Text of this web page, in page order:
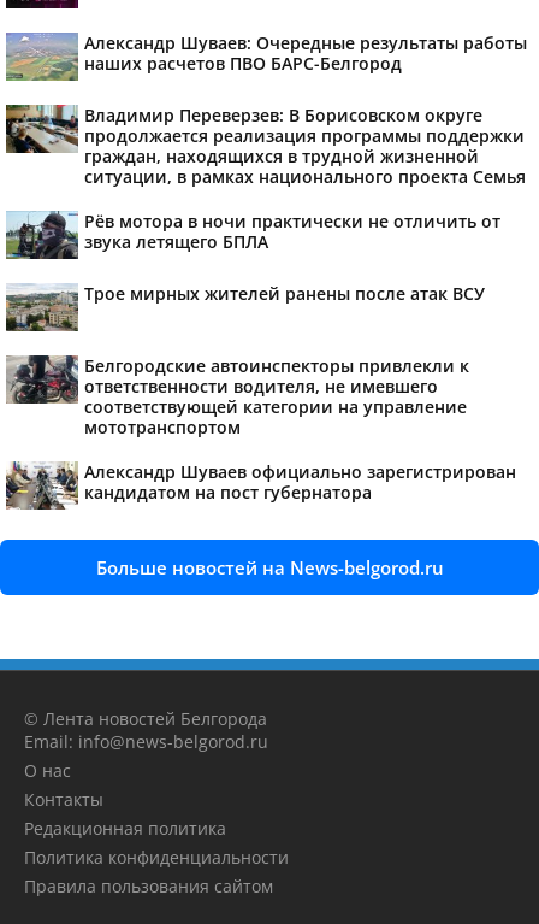
Александр Шуваев: Очередные результаты работы
наших расчетов ПВО БАРС-Белгород
Владимир Переверзев: В Борисовском округе
продолжается реализация программы поддержки
граждан, находящихся в трудной жизненной
ситуации, в рамках национального проекта Семья
Рёв мотора в ночи практически не отличить от
звука летящего БПЛА
Трое мирных жителей ранены после атак ВСУ
Белгородские автоинспекторы привлекли к
ответственности водителя, не имевшего
соответствующей категории на управление
мототранспортом
Александр Шуваев официально зарегистрирован
кандидатом на пост губернатора
Больше новостей на News-belgorod.ru
© Лента новостей Белгорода
Email: info@news-belgorod.ru
О нас
Контакты
Редакционная политика
Политика конфиденциальности
Правила пользования сайтом